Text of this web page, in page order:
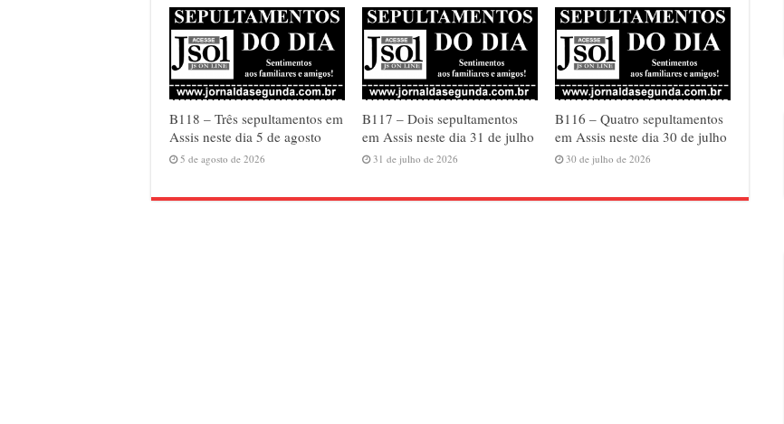
B118 – Três sepultamentos em
Assis neste dia 5 de agosto
5 de agosto de 2026
B117 – Dois sepultamentos
em Assis neste dia 31 de julho
31 de julho de 2026
B116 – Quatro sepultamentos
em Assis neste dia 30 de julho
30 de julho de 2026